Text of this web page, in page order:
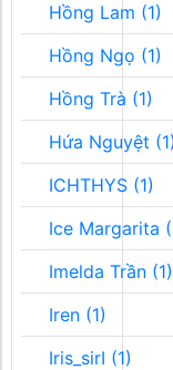
Hồng Lam (1)
Hồng Ngọ (1)
Hồng Trà (1)
Hứa Nguyệt (1)
ICHTHYS (1)
Ice Margarita
Imelda Trần (1)
Iren (1)
Iris_sirI (1)